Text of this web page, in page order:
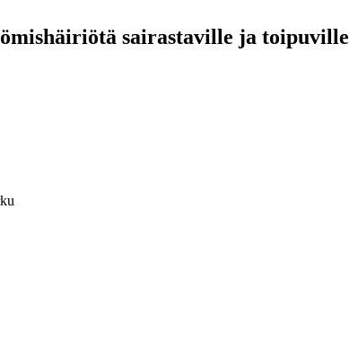
sairastaville ja toipuville